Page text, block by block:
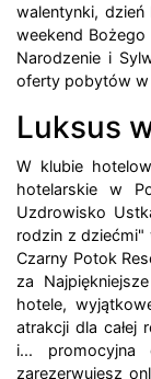
walentynki, dzień
weekend Bożego
Narodzenie i
oferty pobytów w
Luksus
W klubie
hotelarskie w
Uzdrowisko
rodzin z dziećmi"
Czarny Potok
za
hotele,
atrakcji dla całej
i...
zarezerwujesz